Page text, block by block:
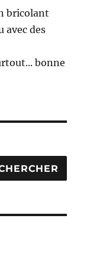
bricolant
avec des
bonne